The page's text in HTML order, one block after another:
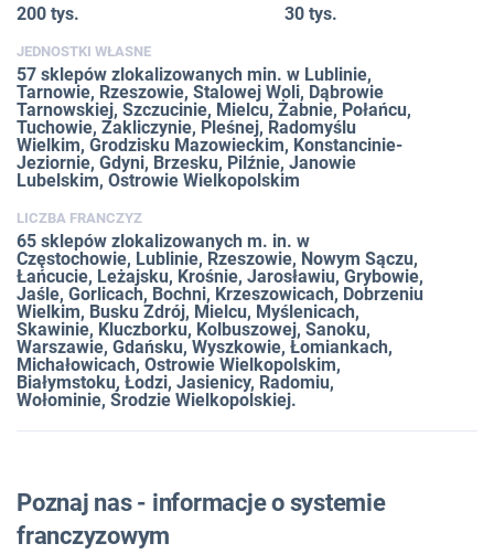
200 tys. 30 tys.
JEDNOSTKI WŁASNE
57 sklepów zlokalizowanych min. w Lublinie,
Tarnowie, Rzeszowie, Stalowej Woli, Dąbrowie
Tarnowskiej, Szczucinie, Mielcu, Żabnie, Połańcu,
Tuchowie, Zakliczynie, Pleśnej, Radomyślu
Wielkim, Grodzisku Mazowieckim, Konstancinie-
Jeziornie, Gdyni, Brzesku, Pilźnie, Janowie
Lubelskim, Ostrowie Wielkopolskim
LICZBA FRANCZYZ
65 sklepów zlokalizowanych m. in. w
Częstochowie, Lublinie, Rzeszowie, Nowym Sączu,
Łańcucie, Leżajsku, Krośnie, Jarosławiu, Grybowie,
Jaśle, Gorlicach, Bochni, Krzeszowicach, Dobrzeniu
Wielkim, Busku Zdrój, Mielcu, Myślenicach,
Skawinie, Kluczborku, Kolbuszowej, Sanoku,
Warszawie, Gdańsku, Wyszkowie, Łomiankach,
Michałowicach, Ostrowie Wielkopolskim,
Białymstoku, Łodzi, Jasienicy, Radomiu,
Wołominie, Środzie Wielkopolskiej.
Poznaj nas - informacje o systemie
franczyzowym